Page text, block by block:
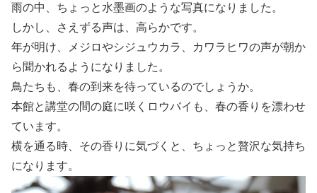
雨の中、ちょっと水墨画のような写真になりました。
しかし、さえずる声は、高らかです。
年が明け、メジロやシジュウカラ、カワラヒワの声が朝か
ら聞かれるようになりました。
鳥たちも、春の到来を待っているのでしょうか。
本館と講堂の間の庭に咲くロウバイも、春の香りを漂わせ
ています。
横を通る時、その香りに気づくと、ちょっと贅沢な気持ち
になります。